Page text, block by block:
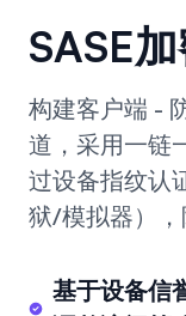
SASE
构建客户端 -
道，采用一链
过设备指纹认
狱/模拟器），
基于设备信